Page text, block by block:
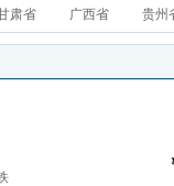
肃省 广西省 贵州